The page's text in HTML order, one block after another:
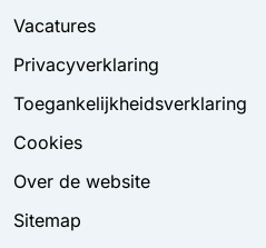
Vacatures
Privacyverklaring
Toegankelijkheidsverklaring
Cookies
Over de website
Sitemap